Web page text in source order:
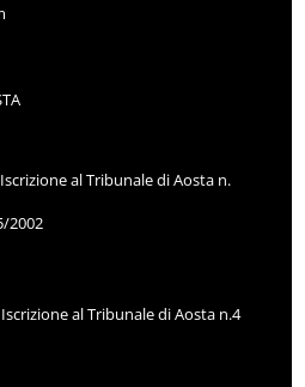
al Tribunale di Aosta n.
2002
al Tribunale di Aosta n.4